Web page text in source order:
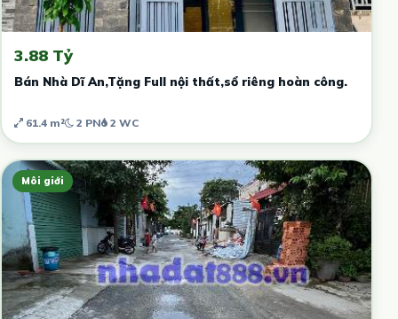
3.88 Tỷ
Bán Nhà Dĩ An,Tặng Full nội thất,sổ riêng hoàn công.
61.4 m² 2 PN 2 WC
Môi giới